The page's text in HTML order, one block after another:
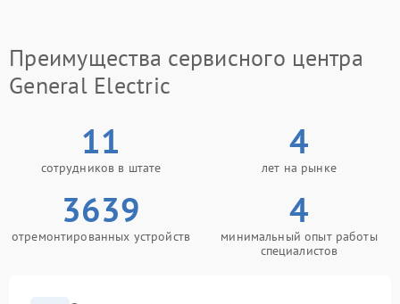
Преимущества сервисного центра
General Electric
11
сотрудников в штате
4
лет на рынке
3639
отремонтированных устройств
4
минимальный опыт работы
специалистов